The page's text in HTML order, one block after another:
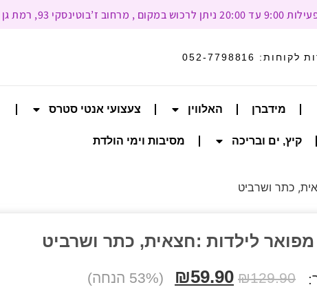
93, רמת גן
לקוחות: 052-7798816
מידברן האלווין צעצועי אנטי סטרס
קיץ, ים ובריכה מסיבות וימי הולדת
כתר ושרביט
לילדות :חצאית, כתר ושרביט
₪129.90
₪59.90 (53% הנחה)